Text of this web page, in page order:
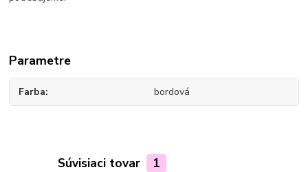
Parametre
Farba bordová
Súvisiaci tovar 1